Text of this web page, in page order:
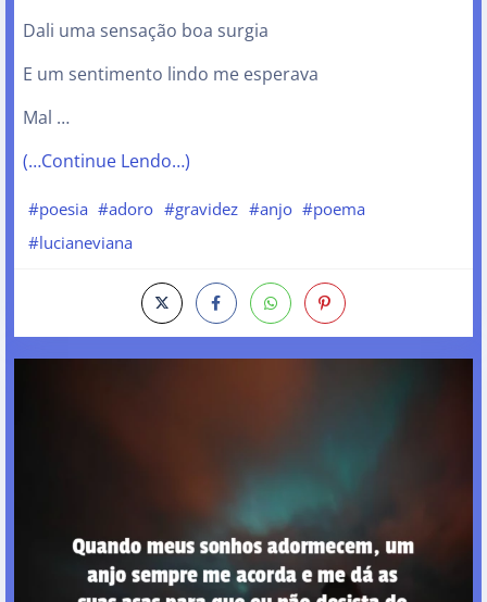
Dali uma sensação boa surgia
E um sentimento lindo me esperava
Mal …
(…Continue Lendo…)
#poesia #adoro #gravidez #anjo #poema
#lucianeviana